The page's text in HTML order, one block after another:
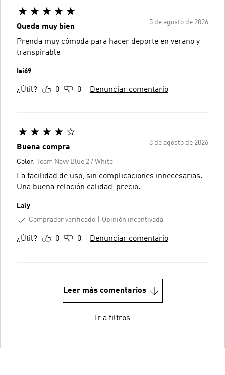
5 de agosto de 2026
Queda muy bien
Prenda muy cómoda para hacer deporte en verano y
transpirable
Isi69
¿Útil? 0 0 Denunciar comentario
3 de agosto de 2026
Buena compra
Color: Team Navy Blue 2 / White
La facilidad de uso, sin complicaciones innecesarias.
Una buena relación calidad-precio.
Laly
Comprador verificado
Opinión incentivada
¿Útil? 0 0 Denunciar comentario
Leer más comentarios
Ir a filtros